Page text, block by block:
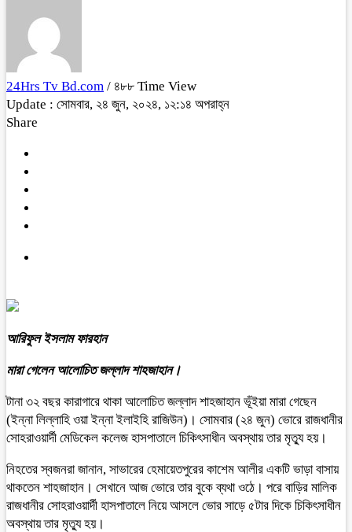
24Hrs Tv Bd.com / ৪৮৮ Time View
Update : সোমবার, ২৪ জুন, ২০২৪, ১২:১৪ অপরাহ্ন
Share
আরিফুল ইসলাম ফারহান
মারা গেলেন আলোচিত জল্লাদ শাহজাহান।
টানা ৩২ বছর কারাগারে থাকা আলোচিত জল্লাদ শাহজাহান ভূঁইয়া মারা গেছেন
(ইন্না লিল্লাহি ওয়া ইন্না ইলাইহি রাজিউন)। সোমবার (২৪ জুন) ভোরে রাজধানীর
সোহরাওয়ার্দী মেডিকেল কলেজ হাসপাতালে চিকিৎসাধীন অবস্থায় তার মৃত্যু হয়।
নিহতের স্বজনরা জানান, সাভারের হেমায়েতপুরের কাশেম আলীর একটি ভাড়া বাসায়
থাকতেন শাহজাহান। সেখানে আজ ভোরে তার বুকে ব্যথা ওঠে। পরে বাড়ির মালিক
রাজধানীর সোহরাওয়ার্দী হাসপাতালে নিয়ে আসলে ভোর সাড়ে ৫টার দিকে চিকিৎসাধীন
অবস্থায় তার মৃত্যু হয়।